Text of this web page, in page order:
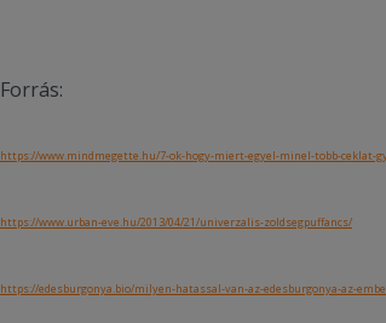
Forrás:
https://www.mindmegette.hu/7-ok-hogy-miert-egyel-minel-tobb-ceklat-
https://www.urban-eve.hu/2013/04/21/univerzalis-zoldsegpuffancs/
https://edesburgonya.bio/milyen-hatassal-van-az-edesburgonya-az-